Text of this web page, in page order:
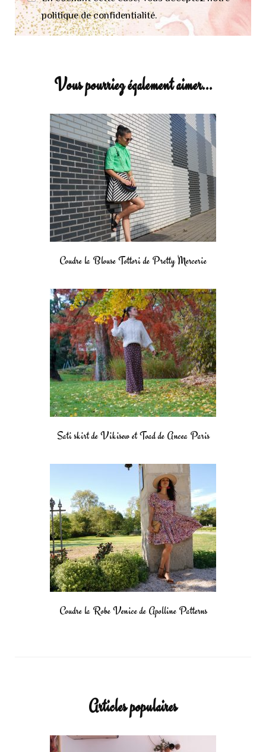
politique de confidentialité.
Vous pourriez également aimer...
Coudre la Blouse Tottori de Pretty Mercerie
Sati skirt de Vikisew et Toad de Ancea Paris
Coudre la Robe Venice de Apolline Patterns
Articles populaires